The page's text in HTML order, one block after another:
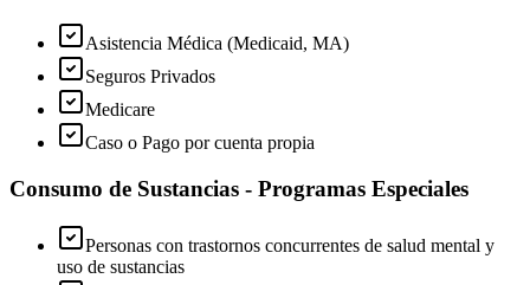
Asistencia Médica (Medicaid, MA)
Seguros Privados
Medicare
Caso o Pago por cuenta propia
Consumo de Sustancias - Programas Especiales
Personas con trastornos concurrentes de salud mental y
uso de sustancias